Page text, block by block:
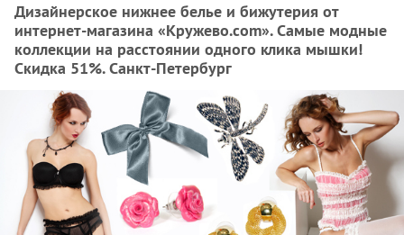
Дизайнерское нижнее белье и бижутерия от
интернет-магазина «Кружево.com». Самые модные
коллекции на расстоянии одного клика мышки!
Скидка 51%. Санкт-Петербург